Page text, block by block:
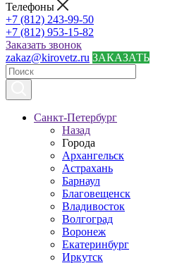
Телефоны
+7 (812) 243-99-50
+7 (812) 953-15-82
Заказать звонок
zakaz@kirovetz.ru ЗАКАЗАТЬ
Санкт-Петербург
Назад
Города
Архангельск
Астрахань
Барнаул
Благовещенск
Владивосток
Волгоград
Воронеж
Екатеринбург
Иркутск